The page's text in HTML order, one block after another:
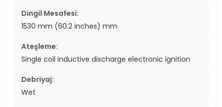
Dingil Mesafesi:
1530 mm (60.2 inches) mm
Ateşleme:
Single coil inductive discharge electronic ignition
Debriyaj:
Wet